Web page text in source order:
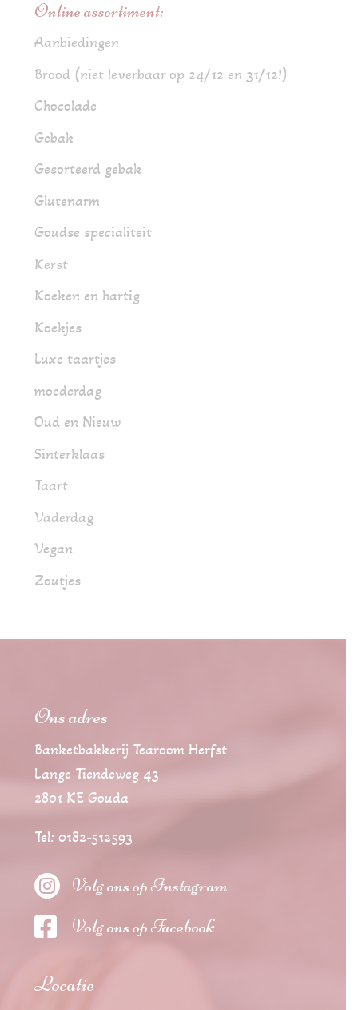
Online assortiment:
Aanbiedingen
Brood (niet leverbaar op 24/12 en 31/12!)
Chocolade
Gebak
Gesorteerd gebak
Glutenarm
Goudse specialiteit
Kerst
Koeken en hartig
Koekjes
Luxe taartjes
moederdag
Oud en Nieuw
Sinterklaas
Taart
Vaderdag
Vegan
Zoutjes
Ons adres
Banketbakkerij Tearoom Herfst
Lange Tiendeweg 43
2801 KE Gouda
Tel: 0182-512593
 Volg ons op Instagram
 Volg ons op Facebook
Locatie